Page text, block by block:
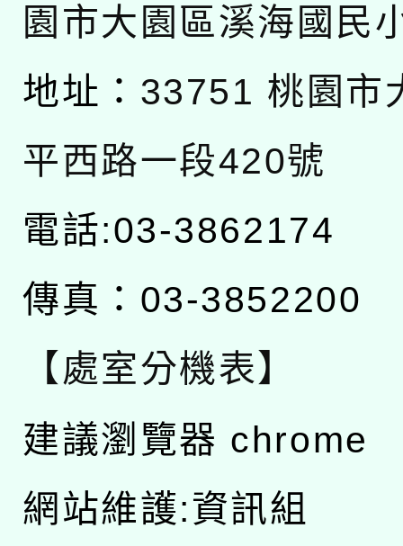
園市大園區溪海國民
地址： 33751 桃園市
平西路一段420號
電話:03-3862174
傳真：03-3852200
【處室分機表】
建議瀏覽器 chrome
網站維護:資訊組